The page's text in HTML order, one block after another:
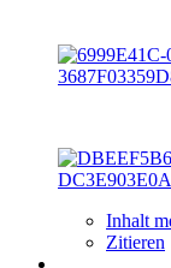
Inhalt
Zitieren